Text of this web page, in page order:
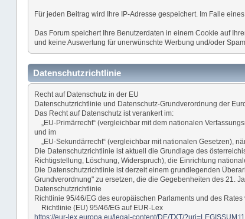
Für jeden Beitrag wird Ihre IP-Adresse gespeichert. Im Falle
Das Forum speichert Ihre Benutzerdaten in einem Cookie auf
und keine Auswertung für unerwünschte Werbung und/oder Spam.
Datenschutzrichtlinie
Recht auf Datenschutz in der EU
Datenschutzrichtlinie und Datenschutz-Grundverordnung der
Das Recht auf Datenschutz ist verankert im:
„EU-Primärrecht“ (vergleichbar mit dem nationalen
und im
„EU-Sekundärrecht“ (vergleichbar mit nationalen Gesetzen),
Die Datenschutzrichtlinie ist aktuell die Grundlage des
Richtigstellung, Löschung, Widerspruch), die Einrichtung
Die Datenschutzrichtlinie ist derzeit einem grundlegenden
Grundverordnung" zu ersetzen, die die Gegebenheiten des 21.
Datenschutzrichtlinie
Richtlinie 95/46/EG des europäischen Parlaments und des
Richtlinie (EU) 95/46/EG auf EUR-Lex
https://eur-lex.europa.eu/legal-content/DE/TXT/